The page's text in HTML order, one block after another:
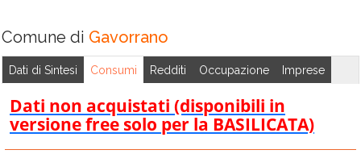
Comune di Gavorrano
Dati di Sintesi Consumi Redditi Occupazione Imprese
Dati non acquistati (disponibili in
versione free solo per la BASILICATA)